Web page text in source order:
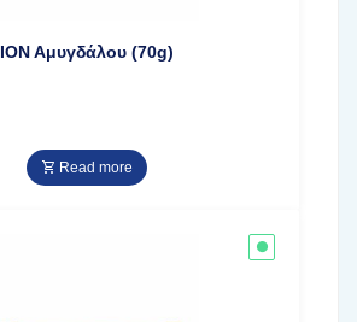
ΙΟΝ Αμυγδάλου (70g)
Read more